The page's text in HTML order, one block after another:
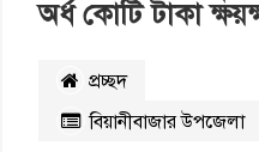
অর্ধ কোটি টাকা
প্রচ্ছদ
বিয়ানীবাজার উপজেলা